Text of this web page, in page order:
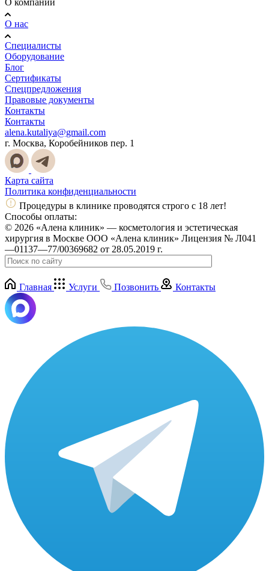
О нас
Специалисты
Оборудование
Блог
Сертификаты
Спецпредложения
Правовые документы
Контакты
Контакты
alena.kutaliya@gmail.com
г. Москва, Коробейников пер. 1
Карта сайта
Политика конфиденциальности
Процедуры в клинике проводятся строго с 18 лет!
Способы оплаты:
© 2026 «Алена клиник» — косметология и эстетическая
хирургия в Москве ООО «Алена клиник» Лицензия № Л041
—01137—77/00369682 от 28.05.2019 г.
Главная Услуги Позвонить Контакты